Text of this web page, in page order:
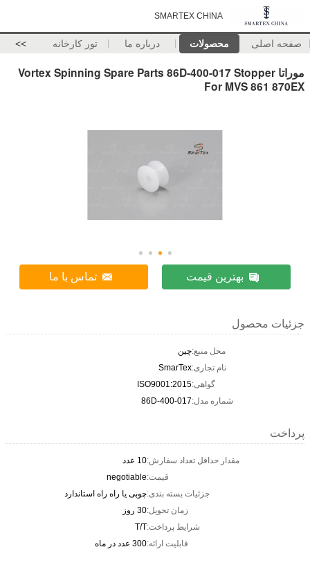
SMARTEX CHINA
صفحه اصلی محصولات درباره ما تور کارخانه >>
موراتا Vortex Spinning Spare Parts 86D-400-017 Stopper
For MVS 861 870EX
بهترین قیمت تماس با ما
جزئیات محصول
محل منبع:چین
نام تجاری:SmarTex
گواهی:ISO9001:2015
شماره مدل:86D-400-017
پرداخت
مقدار حداقل تعداد سفارش:10 عدد
قیمت:negotiable
جزئیات بسته بندی:چوبی یا راه راه استاندارد
زمان تحویل:30 روز
شرایط پرداخت:T/T
قابلیت ارائه:300 عدد در ماه